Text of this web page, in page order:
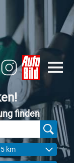
finden
5 km